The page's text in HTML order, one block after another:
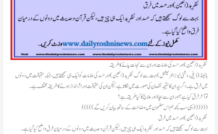
نظرِ بد (العین) اور حسد کی علامات اور ان سے نجات پانے کا طریقہ
ہالینڈ(ڈیلی روشنی نیوز انٹرنیشنل)بہت سے لوگ نظرِ بد (العین) اور حسد کی علامات کو ایک ہی سمجھتے ہیں، جبکہ حقیقت میں دونوں
میں فرق ہے۔ اگرچہ ان کا نتیجہ نقصان کی صورت میں نکلتا ہے، لیکن ان کی حقیقت اور اثر انداز ہونے کا طریقہ مختلف ہے۔
تو آخر فرق کیا ہے؟ اور ان سے بچاؤ اور علاج کا کیا طریقہ ہے؟
(((((یہی سب کچھ ہم اس مضمون میں وضاحت کے ساتھ بیان کریں گے ))))))
نظرِ بد (العین) اور حسد میں فرق
بہت سے لوگ سمجھتے ہیں کہ حسد اور نظرِ بد ایک ہی چیز ہیں، لیکن قرآن و حدیث میں دونوں کے درمیان فرق واضح کیا گیا ہے۔